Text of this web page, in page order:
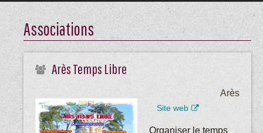
Associations
Arès Temps Libre
Arès
Site web
Organiser le temps